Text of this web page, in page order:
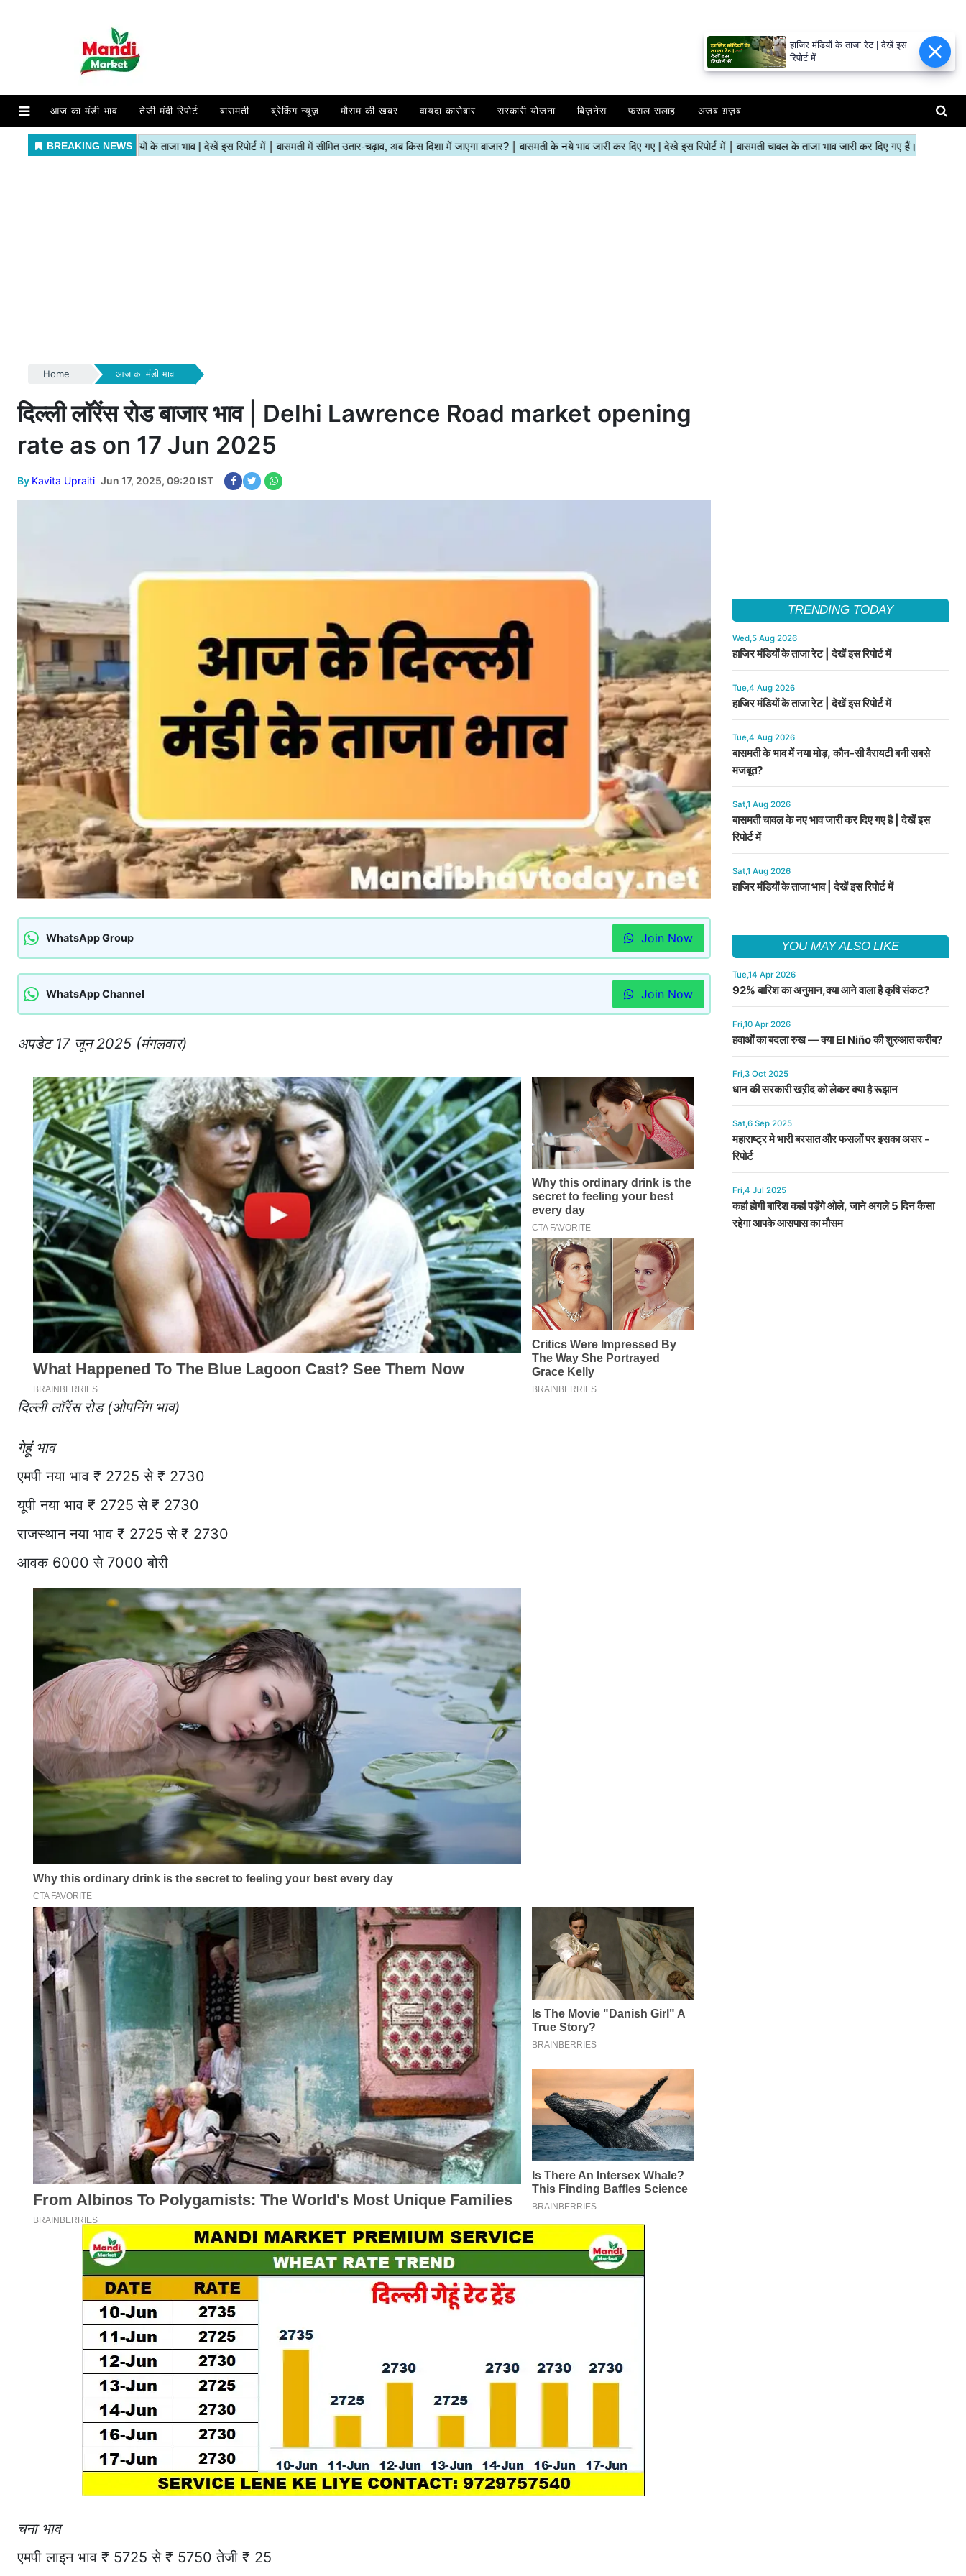
आज का मंडी भाव तेजी मंदी रिपोर्ट बासमती ब्रेकिंग न्यूज़ मौसम की खबर वायदा कारोबार सरकारी योजना बिज़नेस फसल सलाह अजब ग़ज़ब
Home आज का मंडी भाव
दिल्ली लॉरेंस रोड बाजार भाव | Delhi Lawrence Road market opening
rate as on 17 Jun 2025
By Kavita Upraiti Jun 17, 2025, 09:20 IST
WhatsApp Group Join Now
WhatsApp Channel Join Now
अपडेट 17 जून 2025 (मंगलवार)
दिल्ली लॉरेंस रोड (ओपनिंग भाव)
गेहूं भाव
एमपी नया भाव ₹ 2725 से ₹ 2730
यूपी नया भाव ₹ 2725 से ₹ 2730
राजस्थान नया भाव ₹ 2725 से ₹ 2730
आवक 6000 से 7000 बोरी
चना भाव
एमपी लाइन भाव ₹ 5725 से ₹ 5750 तेजी ₹ 25
TRENDING TODAY
Wed,5 Aug 2026
हाजिर मंडियों के ताजा रेट | देखें इस रिपोर्ट में
Tue,4 Aug 2026
हाजिर मंडियों के ताजा रेट | देखें इस रिपोर्ट में
Tue,4 Aug 2026
बासमती के भाव में नया मोड़, कौन-सी वैरायटी बनी सबसे
मजबूत?
Sat,1 Aug 2026
बासमती चावल के नए भाव जारी कर दिए गए है | देखें इस
रिपोर्ट में
Sat,1 Aug 2026
हाजिर मंडियों के ताजा भाव | देखें इस रिपोर्ट में
YOU MAY ALSO LIKE
Tue,14 Apr 2026
92% बारिश का अनुमान,क्या आने वाला है कृषि संकट?
Fri,10 Apr 2026
हवाओं का बदला रुख — क्या El Niño की शुरुआत करीब?
Fri,3 Oct 2025
धान की सरकारी खऱीद को लेकर क्या है रूझान
Sat,6 Sep 2025
महाराष्ट्र मे भारी बरसात और फसलों पर इसका असर -
रिपोर्ट
Fri,4 Jul 2025
कहां होगी बारिश कहां पड़ेंगे ओले, जाने अगले 5 दिन कैसा
रहेगा आपके आसपास का मौसम
हाजिर मंडियों के ताजा रेट | देखें इस
रिपोर्ट में